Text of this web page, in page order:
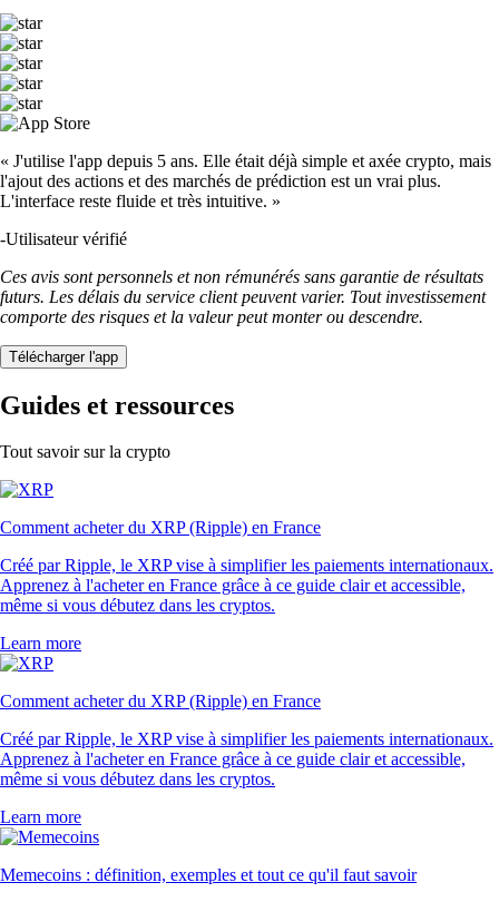
« J'utilise l'app depuis 5 ans. Elle était déjà simple et axée crypto, mais
l'ajout des actions et des marchés de prédiction est un vrai plus.
L'interface reste fluide et très intuitive. »
-Utilisateur vérifié
Ces avis sont personnels et non rémunérés sans garantie de résultats
futurs. Les délais du service client peuvent varier. Tout investissement
comporte des risques et la valeur peut monter ou descendre.
Télécharger l'app
Guides et ressources
Tout savoir sur la crypto
Comment acheter du XRP (Ripple) en France
Créé par Ripple, le XRP vise à simplifier les paiements internationaux.
Apprenez à l'acheter en France grâce à ce guide clair et accessible,
même si vous débutez dans les cryptos.
Learn more
Comment acheter du XRP (Ripple) en France
Créé par Ripple, le XRP vise à simplifier les paiements internationaux.
Apprenez à l'acheter en France grâce à ce guide clair et accessible,
même si vous débutez dans les cryptos.
Learn more
Memecoins : définition, exemples et tout ce qu'il faut savoir